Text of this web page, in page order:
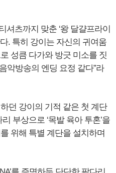
셔츠까지 맞춘 ‘왕 달걀프라이
. 특히 강이는 자신의 귀여움
성큼 다가와 방긋 미소를 짓
악방송의 엔딩 요정 같다”라
던 강이의 기적 같은 첫 계단
부상으로 ‘목발 육아 투혼’을
위해 특별 계단을 설치하며